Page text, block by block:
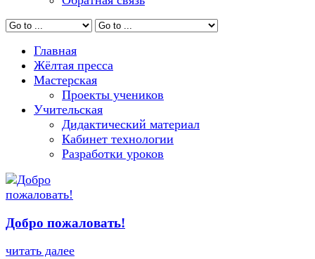
Главная
Жёлтая пресса
Мастерская
Проекты учеников
Учительская
Дидактический материал
Кабинет технологии
Разработки уроков
Добро пожаловать!
читать далее